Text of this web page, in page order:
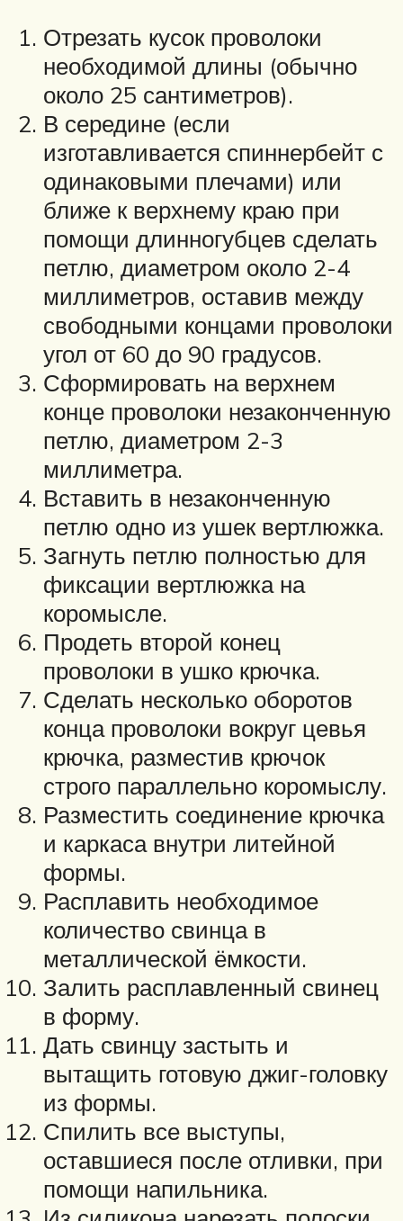
Отрезать кусок проволоки
необходимой длины (обычно
около 25 сантиметров).
В середине (если
изготавливается спиннербейт с
одинаковыми плечами) или
ближе к верхнему краю при
помощи длинногубцев сделать
петлю, диаметром около 2-4
миллиметров, оставив между
свободными концами проволоки
угол от 60 до 90 градусов.
Сформировать на верхнем
конце проволоки незаконченную
петлю, диаметром 2-3
миллиметра.
Вставить в незаконченную
петлю одно из ушек вертлюжка.
Загнуть петлю полностью для
фиксации вертлюжка на
коромысле.
Продеть второй конец
проволоки в ушко крючка.
Сделать несколько оборотов
конца проволоки вокруг цевья
крючка, разместив крючок
строго параллельно коромыслу.
Разместить соединение крючка
и каркаса внутри литейной
формы.
Расплавить необходимое
количество свинца в
металлической ёмкости.
Залить расплавленный свинец
в форму.
Дать свинцу застыть и
вытащить готовую джиг-головку
из формы.
Спилить все выступы,
оставшиеся после отливки, при
помощи напильника.